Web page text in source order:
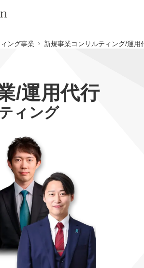
リトルくん』
RPO『トルトルくん』
画制作『動画でカリトルくん』
『LINEマキトルくん』
あいのりAI』
制作『まるごと社長』
作『SEOトライアル』
善『最強LP』
ンネル構築『トリトル』
ター
・バリュー
ング事業 新規事業コンサルティング/運用
/運用代行
ィング